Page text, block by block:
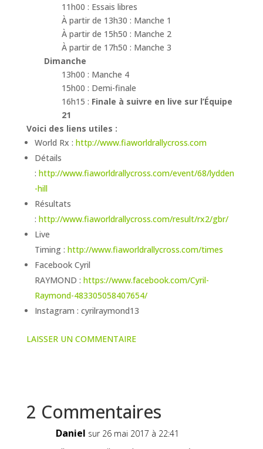
11h00 : Essais libres
À partir de 13h30 : Manche 1
À partir de 15h50 : Manche 2
À partir de 17h50 : Manche 3
Dimanche
13h00 : Manche 4
15h00 : Demi-finale
16h15 : Finale à suivre en live sur l’Équipe
21
Voici des liens utiles :
World Rx : http://www.fiaworldrallycross.com
Détails
: http://www.fiaworldrallycross.com/event/68/lydden
-hill
Résultats
: http://www.fiaworldrallycross.com/result/rx2/gbr/
Live
Timing : http://www.fiaworldrallycross.com/times
Facebook Cyril
RAYMOND : https://www.facebook.com/Cyril-
Raymond-483305058407654/
Instagram : cyrilraymond13
LAISSER UN COMMENTAIRE
2 Commentaires
Daniel sur 26 mai 2017 à 22:41